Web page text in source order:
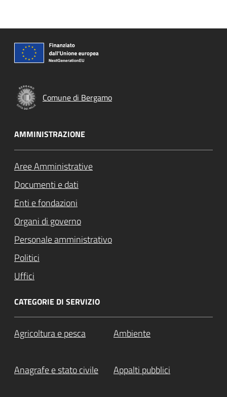
Comune di Bergamo
AMMINISTRAZIONE
Aree Amministrative
Documenti e dati
Enti e fondazioni
Organi di governo
Personale amministrativo
Politici
Uffici
CATEGORIE DI SERVIZIO
Agricoltura e pesca Ambiente
Anagrafe e stato civile Appalti pubblici